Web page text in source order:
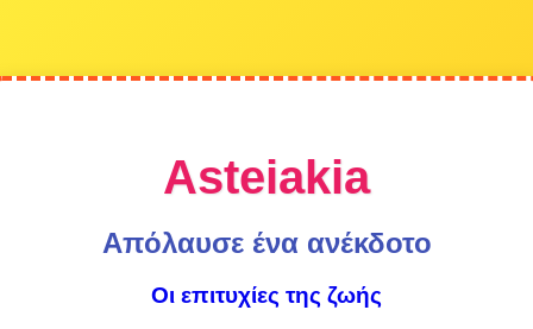
Asteiakia
Απόλαυσε ένα ανέκδοτο
Οι επιτυχίες της ζωής